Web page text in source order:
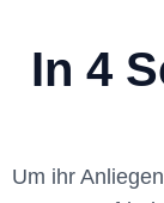
In 4
Um ihr